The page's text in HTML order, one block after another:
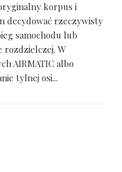
korpus i
decydować rzeczywisty
samochodu lub
rozdzielczej. W
AIRMATIC albo
tylnej osi...